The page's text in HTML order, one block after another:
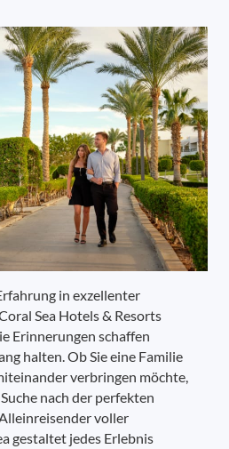
in exzellenter
Sea Hotels & Resorts
Erinnerungen schaffen
halten. Ob Sie eine Familie
verbringen möchte,
nach der perfekten
voller
gestaltet jedes Erlebnis